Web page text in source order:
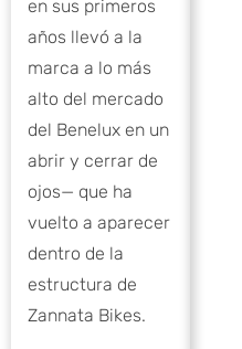
en sus primeros
años llevó a la
marca a lo más
alto del mercado
del Benelux en un
abrir y cerrar de
ojos— que ha
vuelto a aparecer
dentro de la
estructura de
Zannata Bikes.